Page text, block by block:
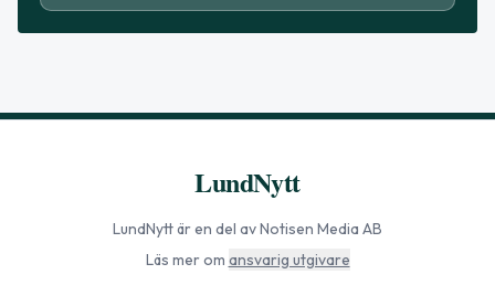
LundNytt
LundNyttär en del av Notisen Media AB
Läs mer om ansvarig utgivare